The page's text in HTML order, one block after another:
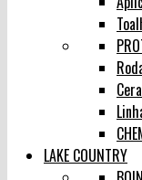
LAKE COUNTRY